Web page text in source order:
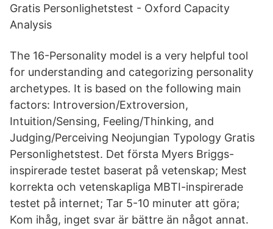
Gratis Personlighetstest - Oxford Capacity
Analysis
The 16-Personality model is a very helpful tool
for understanding and categorizing personality
archetypes. It is based on the following main
factors: Introversion/Extroversion,
Intuition/Sensing, Feeling/Thinking, and
Judging/Perceiving Neojungian Typology Gratis
Personlighetstest. Det första Myers Briggs-
inspirerade testet baserat på vetenskap; Mest
korrekta och vetenskapliga MBTI-inspirerade
testet på internet; Tar 5-10 minuter att göra;
Kom ihåg, inget svar är bättre än något annat.